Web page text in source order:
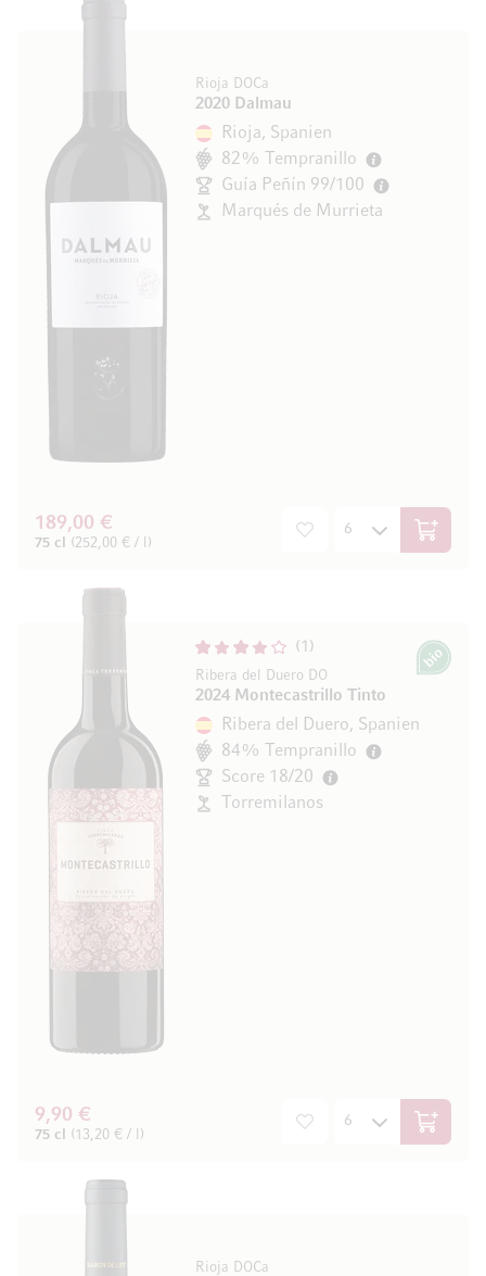
Rioja DOCa
2020 Dalmau
Rioja, Spanien
82% Tempranillo
Guía Peñín 99/100
Marqués de Murrieta
189,00 €
75 cl (252,00 € / l) In den
1
Ribera del Duero DO
2024 Montecastrillo Tinto
Bio
Ribera del Duero, Spanien
84% Tempranillo
Score 18/20
Torremilanos
9,90 €
75 cl (13,20 € / l) In den
Rioja DOCa